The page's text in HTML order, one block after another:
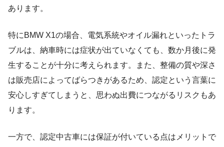
あります。
特にBMW X1の場合、電気系統やオイル漏れといったトラ
ブルは、納車時には症状が出ていなくても、数か月後に発
生することが十分に考えられます。また、整備の質や深さ
は販売店によってばらつきがあるため、認定という言葉に
安心しすぎてしまうと、思わぬ出費につながるリスクもあ
ります。
一方で、認定中古車には保証が付いている点はメリットで